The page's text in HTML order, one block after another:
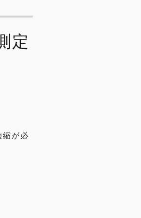
定
縮が必